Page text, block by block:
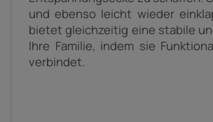
und ebenso leicht wieder
bietet gleichzeitig eine stabile
Ihre Familie, indem sie
verbindet.